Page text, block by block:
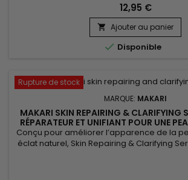
d’argan, extrait de noyau d’abricot
et extrait de racine de mûrier. Cette
aide à améliorer l’apparence du teint,
12,95 €
 Ajouter au panier
 Disponible
Rupture de stock
MARQUE: MAKARI
MAKARI SKIN REPAIRING & CLARIFYING
RÉPARATEUR ET UNIFIANT POUR UNE
Conçu pour améliorer l’apparence de la
éclat naturel, Skin Repairing & Clarifying